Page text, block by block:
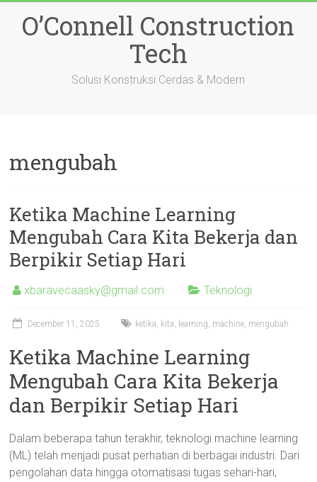
contentO’Connell Construction
Tech
Solusi Konstruksi Cerdas & Modern
mengubah
Ketika Machine Learning
Mengubah Cara Kita Bekerja dan
Berpikir Setiap Hari
xbaravecaasky@gmail.com Teknologi
December 11, 2025 ketika, kita, learning, machine, mengubah
Ketika Machine Learning
Mengubah Cara Kita Bekerja
dan Berpikir Setiap Hari
Dalam beberapa tahun terakhir, teknologi machine learning
(ML) telah menjadi pusat perhatian di berbagai industri. Dari
pengolahan data hingga otomatisasi tugas sehari-hari,